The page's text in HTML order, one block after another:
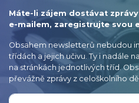
Máte-li zájem dostávat
e-mailem, zaregistrujte svou
Obsahem newsletterů nebudou
třídách a jejich učivu. Ty i nadále
na stránkách jednotlivých tříd.
převážně zprávy z celoškolního